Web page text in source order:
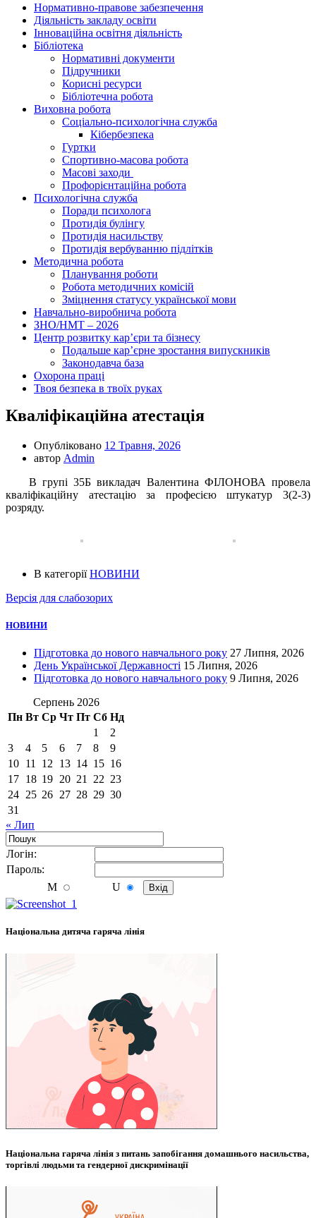
Нормативно-правове забезпечення
Діяльність закладу освіти
Інноваційна освітня діяльність
Бібліотека
Нормативні документи
Підручники
Корисні ресурси
Бібліотечна робота
Виховна робота
Соціально-психологічна служба
Кібербезпека
Гуртки
Спортивно-масова робота
Масові заходи
Профорієнтаційна робота
Психологічна служба
Поради психолога
Протидія булінгу
Протидія насильству
Протидія вербуванню підлітків
Методична робота
Планування роботи
Робота методичних комісій
Зміцнення статусу української мови
Навчально-виробнича робота
ЗНО/НМТ – 2026
Центр розвитку кар’єри та бізнесу
Подальше кар’єрне зростання випускників
Законодавча база
Охорона праці
Твоя безпека в твоїх руках
Кваліфікаційна атестація
Опубліковано 12 Травня, 2026
автор Admin
В групі 35Б викладач Валентина ФІЛОНОВА провела
кваліфікаційну атестацію за професією штукатур 3(2-3)
розряду.
В категоріїНОВИНИ
Версія для слабозорих
НОВИНИ
Підготовка до нового навчального року 27 Липня, 2026
День Української Державності 15 Липня, 2026
Підготовка до нового навчального року 9 Липня, 2026
Серпень 2026
Пн Вт Ср Чт Пт Сб Нд
1
2
3
4 5 6 7 8
9
10 11 12 13 14 15 16
17 18 19 20 21 22 23
24 25 26 27 28 29 30
31
« Лип
Логiн:
Пароль:
M
U
Національна дитяча гаряча лінія
Національна гаряча лінія з питань запобігання домашнього насильства,
торгівлі людьми та гендерної дискримінації